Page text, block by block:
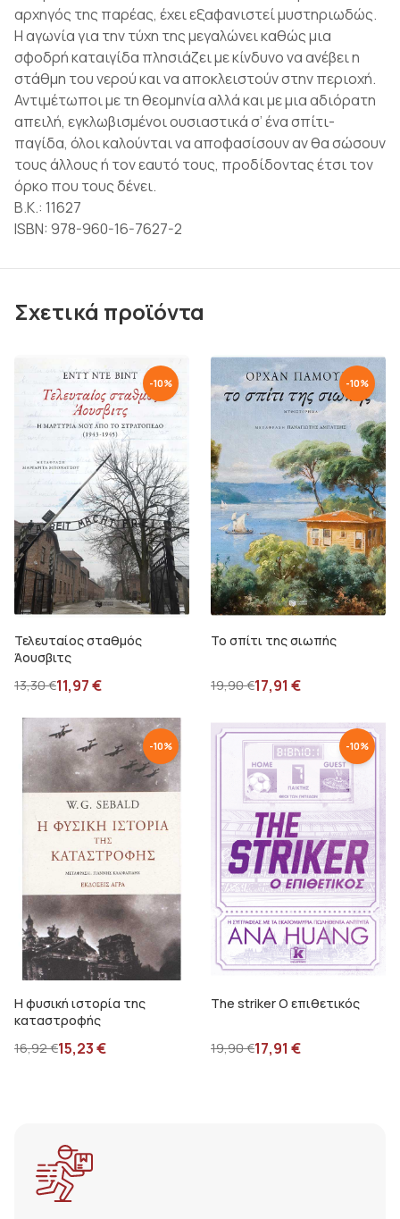
αρχηγός της παρέας, έχει εξαφανιστεί μυστηριωδώς.
Η αγωνία για την τύχη της μεγαλώνει καθώς μια
σφοδρή καταιγίδα πλησιάζει με κίνδυνο να ανέβει η
στάθμη του νερού και να αποκλειστούν στην περιοχή.
Αντιμέτωποι με τη θεομηνία αλλά και με μια αδιόρατη
απειλή, εγκλωβισμένοι ουσιαστικά σ’ ένα σπίτι-
παγίδα, όλοι καλούνται να αποφασίσουν αν θα σώσουν
τους άλλους ή τον εαυτό τους, προδίδοντας έτσι τον
όρκο που τους δένει.
Β.Κ.: 11627
ISBN: 978-960-16-7627-2
Σχετικά προϊόντα
-10%
Τελευταίος σταθμός
Άουσβιτς
13,30€11,97€
-10%
Το σπίτι της σιωπής
19,90€17,91 €
-10%
Η φυσική ιστορία της
καταστροφής
16,92€15,23€
-10%
The striker Ο επιθετικός
19,90€17,91 €